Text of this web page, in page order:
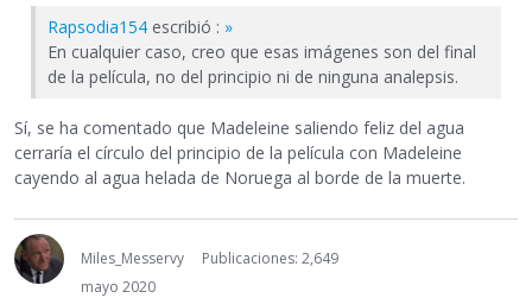
Rapsodia154 escribió : »
En cualquier caso, creo que esas imágenes son del final
de la película, no del principio ni de ninguna analepsis.
Sí, se ha comentado que Madeleine saliendo feliz del agua
cerraría el círculo del principio de la película con Madeleine
cayendo al agua helada de Noruega al borde de la muerte.
Miles_Messervy
Publicaciones: 2,649
mayo 2020